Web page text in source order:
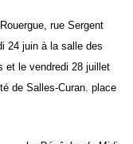
rue Sergent
24 juin à la salle des
et le vendredi 28 juillet
de Salles-Curan. place